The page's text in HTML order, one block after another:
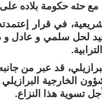
مع حثه حكومة بلاده
في قرار
لحل سلمي و عادل و
قد عبر من
الخارجية
تسوية هذا النزاع.